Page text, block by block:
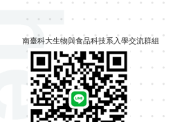
南臺科大生物與食品科技系入學交流群組